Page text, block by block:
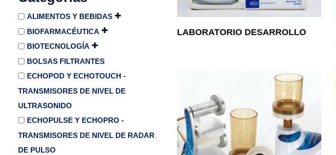
ALIMENTOS Y BEBIDAS
BIOFARMACÉUTICA
BIOTECNOLOGÍA
BOLSAS FILTRANTES
ECHOPOD Y ECHOTOUCH -
TRANSMISORES DE NIVEL DE
ULTRASONIDO
ECHOPULSE Y ECHOPRO -
TRANSMISORES DE NIVEL DE RADAR
DE PULSO
LABORATORIO DESARROLLO